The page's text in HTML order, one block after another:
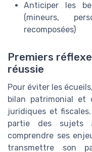
Anticiper les
(mineurs,
recomposées)
Premiers
réussie
Pour éviter les
bilan patrimonial et
juridiques et
partie des sujets
comprendre ses
transmettre son